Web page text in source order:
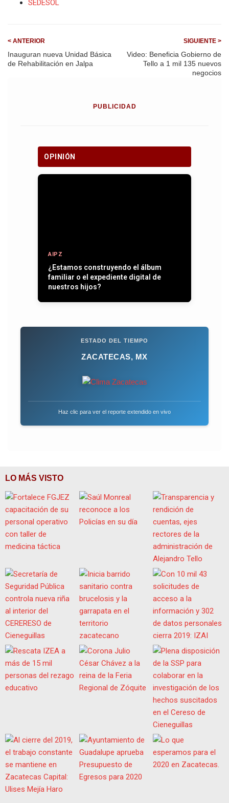
SEDESOL
< ANTERIOR
Inauguran nueva Unidad Básica
de Rehabilitación en Jalpa
SIGUIENTE >
Video: Beneficia Gobierno de
Tello a 1 mil 135 nuevos
negocios
PUBLICIDAD
OPINIÓN
AIPZ
¿Estamos construyendo el álbum
familiar o el expediente digital de
nuestros hijos?
ESTADO DEL TIEMPO
ZACATECAS, MX
Haz clic para ver el reporte extendido en vivo
LO MÁS VISTO